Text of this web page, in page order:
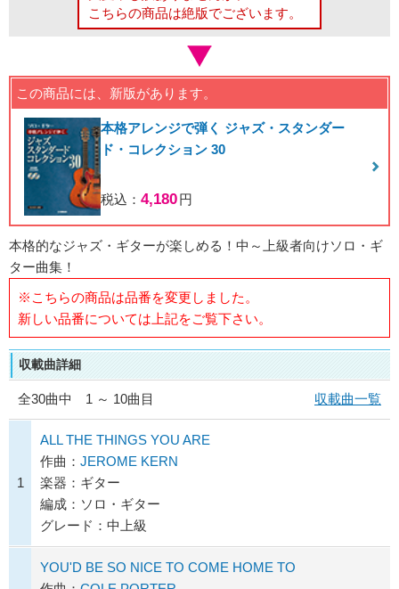
こちらの商品は絶版でございます。
この商品には、新版があります。
本格アレンジで弾く ジャズ・スタンダー
ド・コレクション 30
税込： 4,180円
本格的なジャズ・ギターが楽しめる！中～上級者向けソロ・ギ
ター曲集！
※こちらの商品は品番を変更しました。
新しい品番については上記をご覧下さい。
収載曲詳細
全30曲中 1 ～ 10曲目 収載曲一覧
1
ALL THE THINGS YOU ARE
作曲： JEROME KERN
楽器：ギター
編成：ソロ・ギター
グレード：中上級
YOU'D BE SO NICE TO COME HOME TO